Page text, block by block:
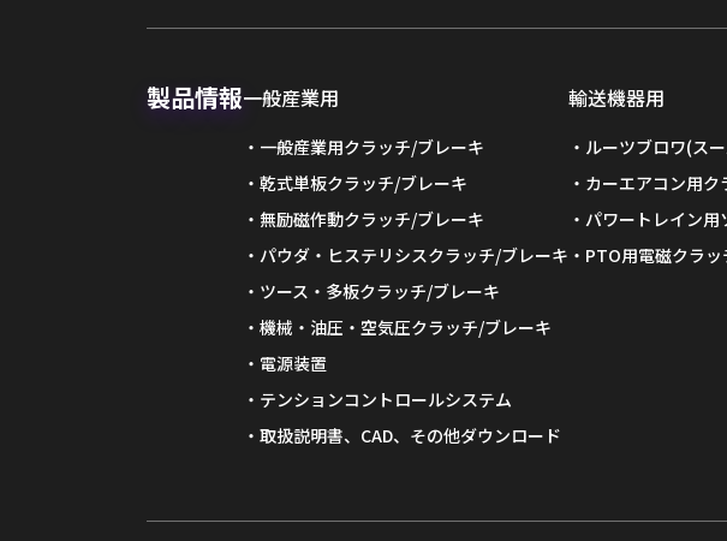
製品情報一般産業用
一般産業用クラッチ/ブレーキ
乾式単板クラッチ/ブレーキ
無励磁作動クラッチ/ブレーキ
パウダ・ヒステリシスクラッチ/ブレーキ
ツース・多板クラッチ/ブレーキ
機械・油圧・空気圧クラッチ/ブレーキ
電源装置
テンションコントロールシステム
取扱説明書、CAD、その他ダウンロード
輸送機器用
ルーツブロワ(ス
カーエアコン用ク
パワートレイン用
PTO用電磁クラッ